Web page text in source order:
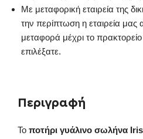
Με μεταφορική εταιρεία της
την περίπτωση η εταιρεία μας
μεταφορά μέχρι το πρακτορείο
επιλέξατε.
Περιγραφή
Το ποτήρι γυάλινο σωλήνα